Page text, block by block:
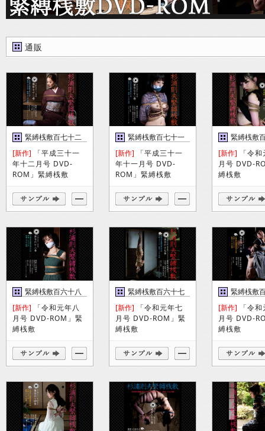
通販
緊縛桟敷百七十二
巻
[新作] 「平成三十一
年十二月号 DVD-
ROM」緊縛桟敷
緊縛桟敷百七十一
巻
[新作] 「平成三十一
年十一月号 DVD-
ROM」緊縛桟敷
緊縛桟敷
[新作] 「令
月号 DVD-
縛桟敷
緊縛桟敷百六十八
巻
[新作] 「令和元年八
月号 DVD-ROM」緊
縛桟敷
緊縛桟敷百六十七
巻
[新作] 「令和元年七
月号 DVD-ROM」緊
縛桟敷
緊縛桟敷
巻
[新作] 「令
月号 DVD-
縛桟敷